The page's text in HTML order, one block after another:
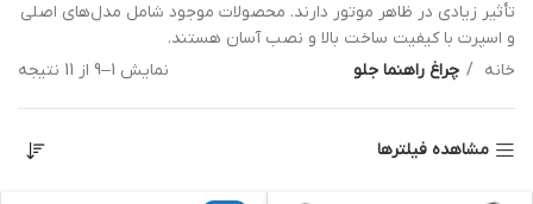
تأثیر زیادی در ظاهر موتور دارند. محصولات موجود شامل مدل‌های اصلی
و اسپرت با کیفیت ساخت بالا و نصب آسان هستند.
خانه
چراغ راهنما جلو نمایش 1–9 از 11 نتیجه
مشاهده فیلترها